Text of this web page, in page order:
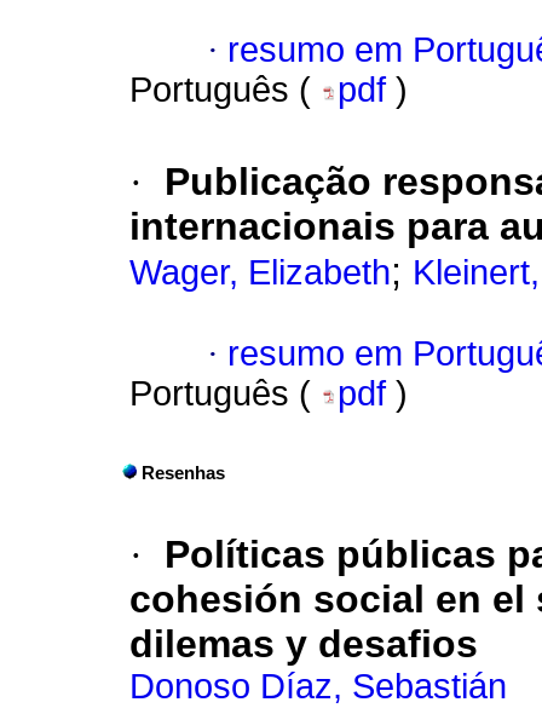
· resumo em
Português (
pdf )
·
Publicação
internacionais para
Wager, Elizabeth;
· resumo em
Português (
pdf )
Resenhas
·
Políticas públicas
cohesión social en el
dilemas y desafios
Donoso Díaz, Sebastián